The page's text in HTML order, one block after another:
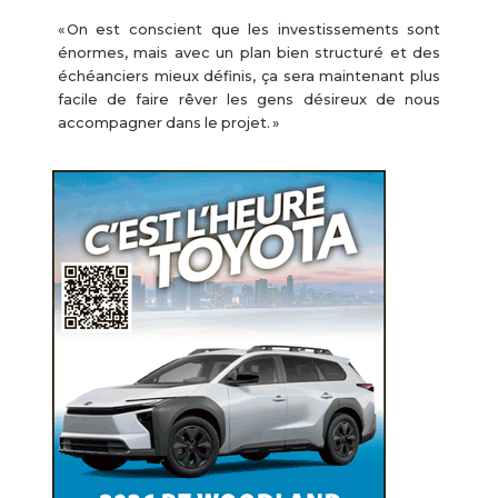
« On est conscient que les investissements sont
énormes, mais avec un plan bien structuré et des
échéanciers mieux définis, ça sera maintenant plus
facile de faire rêver les gens désireux de nous
accompagner dans le projet. »